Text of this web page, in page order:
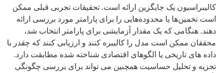
کالیبراسیون یک جایگزین ارائه است. تحقیقات تجربی قبلی ممکن
است تخمین‌ها یا محدوده‌هایی را برای پارامتر مورد بررسی ارائه
دهند. هنگامی که یک مقدار آزمایشی برای پارامتر انتخاب شد،
محققان ممکن است مدل را کالیبره کنند و ارزیابی کنند که چقدر با
داده های تاریخی یا الگوهای اقتصادی شناخته شده مطابقت دارد.
تجزیه و تحلیل حساسیت همچنین می تواند برای بررسی چگونگی